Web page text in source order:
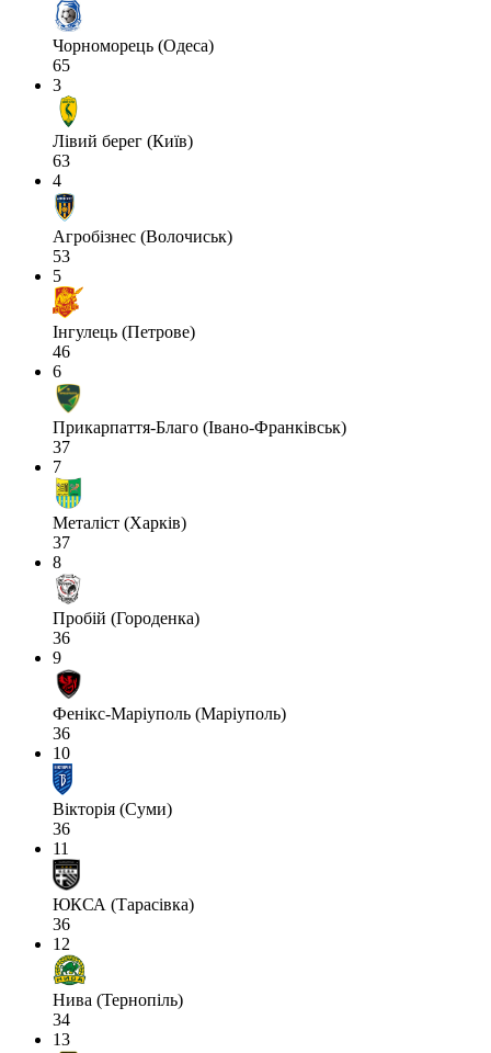
Чорноморець (Одеса)
65
3
Лівий берег (Київ)
63
4
Агробізнес (Волочиськ)
53
5
Інгулець (Петрове)
46
6
Прикарпаття-Благо (Івано-Франківськ)
37
7
Металіст (Харків)
37
8
Пробій (Городенка)
36
9
Фенікс-Маріуполь (Маріуполь)
36
10
Вікторія (Суми)
36
11
ЮКСА (Тарасівка)
36
12
Нива (Тернопіль)
34
13